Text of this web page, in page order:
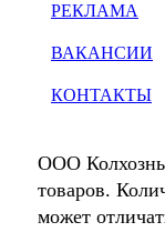
РЕКЛАМА
ВАКАНСИИ
КОНТАКТЫ
ООО
товаров.
может